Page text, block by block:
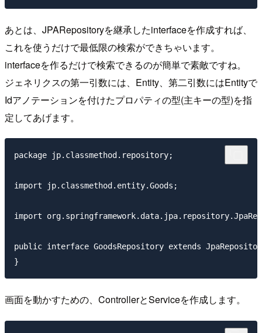
あとは、JPARepositoryを継承したinterfaceを作成すれば、
これを使うだけで最低限の検索ができちゃいます。
interfaceを作るだけで検索できるのが簡単で素敵ですね。
ジェネリクスの第一引数には、Entity、第二引数にはEntityで
Idアノテーションを付けたプロパティの型(主キーの型)を指
定してあげます。
package jp.classmethod.repository;
import jp.classmethod.entity.Goods;
import
public interface GoodsRepository extends
画面を動かすための、ControllerとServiceを作成します。